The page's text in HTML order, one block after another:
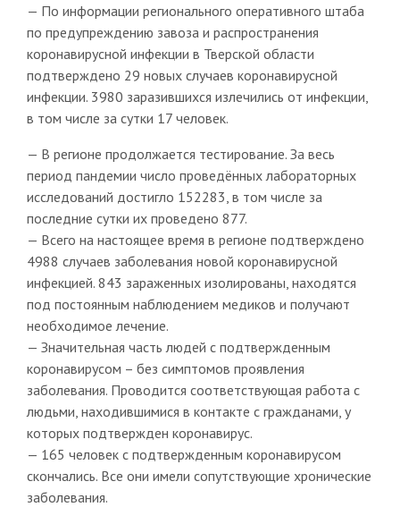
— По информации регионального оперативного штаба
по предупреждению завоза и распространения
коронавирусной инфекции в Тверской области
подтверждено 29 новых случаев коронавирусной
инфекции. 3980 заразившихся излечились от инфекции,
в том числе за сутки 17 человек.
— В регионе продолжается тестирование. За весь
период пандемии число проведённых лабораторных
исследований достигло 152283, в том числе за
последние сутки их проведено 877.
— Всего на настоящее время в регионе подтверждено
4988 случаев заболевания новой коронавирусной
инфекцией. 843 зараженных изолированы, находятся
под постоянным наблюдением медиков и получают
необходимое лечение.
— Значительная часть людей с подтвержденным
коронавирусом – без симптомов проявления
заболевания. Проводится соответствующая работа с
людьми, находившимися в контакте с гражданами, у
которых подтвержден коронавирус.
— 165 человек с подтвержденным коронавирусом
скончались. Все они имели сопутствующие хронические
заболевания.